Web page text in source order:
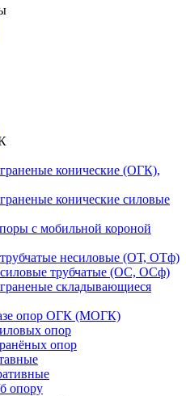
конические (ОГК),
конические силовые
с мобильной короной
несиловые (ОТ, ОТф)
трубчатые (ОС, ОСф)
складывающиеся
опор ОГК (МОГК)
опор
опор
опору